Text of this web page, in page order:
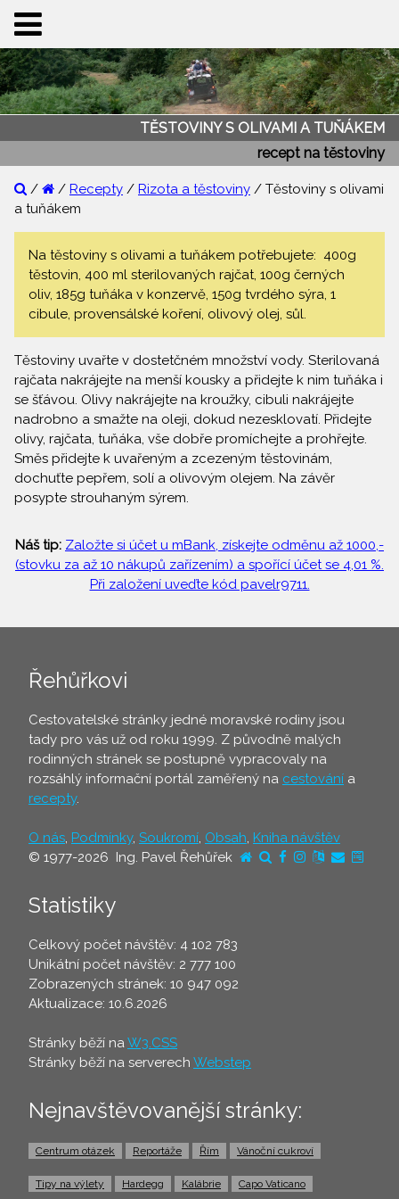
TĚSTOVINY S OLIVAMI A TUŇÁKEM
recept na těstoviny
/ / Recepty / Rizota a těstoviny / Těstoviny s olivami
a tuňákem
Na těstoviny s olivami a tuňákem potřebujete: 400g
těstovin, 400 ml sterilovaných rajčat, 100g černých
oliv, 185g tuňáka v konzervě, 150g tvrdého sýra, 1
cibule, provensálské koření, olivový olej, sůl.
Těstoviny uvařte v dostetčném množství vody. Sterilovaná
rajčata nakrájejte na menší kousky a přidejte k nim tuňáka i
se šťávou. Olivy nakrájejte na kroužky, cibuli nakrájejte
nadrobno a smažte na oleji, dokud nezesklovatí. Přidejte
olivy, rajčata, tuňáka, vše dobře promíchejte a prohřejte.
Směs přidejte k uvařeným a zcezeným těstovinám,
dochuťte pepřem, solí a olivovým olejem. Na závěr
posypte strouhaným sýrem.
Náš tip: Založte si účet u mBank, získejte odměnu až 1000,-
(stovku za až 10 nákupů zařízením) a spořící účet se 4,01 %.
Při založení uveďte kód pavelr9711.
Řehůřkovi
Cestovatelské stránky jedné moravské rodiny jsou
tady pro vás už od roku 1999. Z původně malých
rodinných stránek se postupně vypracovaly na
rozsáhlý informační portál zaměřený na cestování a
recepty.
O nás, Podmínky, Soukromí, Obsah, Kniha návštěv
© 1977-2026 Ing. Pavel Řehůřek
Statistiky
Celkový počet návštěv: 4 102 783
Unikátní počet návštěv: 2 777 100
Zobrazených stránek: 10 947 092
Aktualizace: 10.6.2026
Stránky běží naW3.CSS
Stránky běží na serverech Webstep
Nejnavštěvovanější stránky:
Centrum otázek Reportáže Řím Vánoční cukroví
Tipy na výlety Hardegg Kalábrie Capo Vaticano